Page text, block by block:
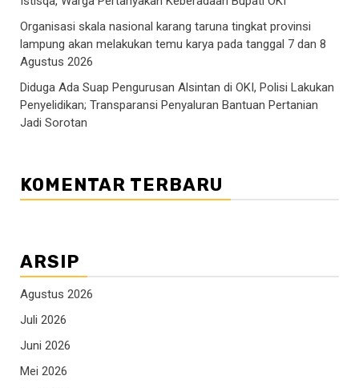
Organisasi skala nasional karang taruna tingkat provinsi
lampung akan melakukan temu karya pada tanggal 7 dan 8
Agustus 2026
Diduga Ada Suap Pengurusan Alsintan di OKI, Polisi Lakukan
Penyelidikan; Transparansi Penyaluran Bantuan Pertanian
Jadi Sorotan
KOMENTAR TERBARU
ARSIP
Agustus 2026
Juli 2026
Juni 2026
Mei 2026